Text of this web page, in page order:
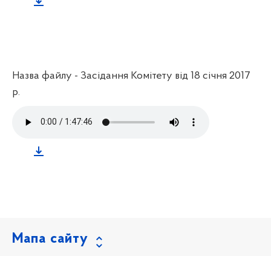
Назва файлу - Засідання Комітету від 18 січня 2017
р.
Мапа сайту